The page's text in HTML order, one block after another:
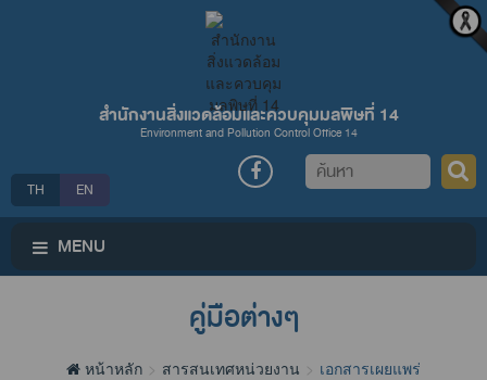
สำนักงานสิ่งแวดล้อมและควบคุมมลพิษที่ 14
Environment and Pollution Control Office 14
TH EN
ค้นหา
MENU
คู่มือต่างๆ
หน้าหลัก สารสนเทศหน่วยงาน เอกสารเผยแพร่